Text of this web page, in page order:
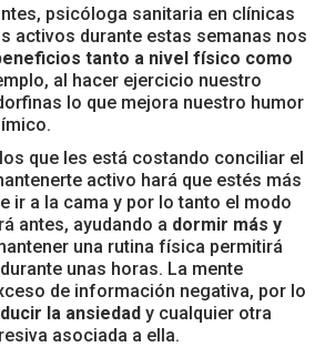
psicóloga sanitaria en clínicas
activos durante estas semanas nos
tanto a nivel físico como
al hacer ejercicio nuestro
lo que mejora nuestro humor
que les está costando conciliar el
activo hará que estés más
ir a la cama y por lo tanto el modo
antes, ayudando a dormir más y
una rutina física permitirá
unas horas. La mente
de información negativa, por lo
la ansiedad y cualquier otra
asociada a ella.